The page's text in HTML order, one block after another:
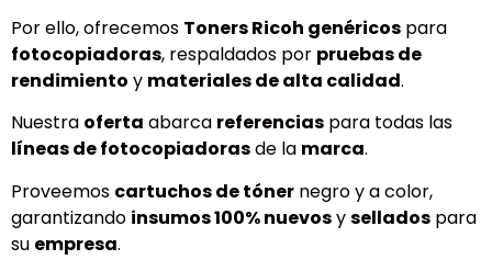
Por ello, ofrecemos Toners Ricoh genéricos para
fotocopiadoras, respaldados por pruebas de
rendimiento y materiales de alta calidad.
Nuestra oferta abarca referencias para todas las
líneas de fotocopiadorasde la marca.
Proveemos cartuchos de tóner negro y a color,
garantizando insumos 100% nuevosysellados para
su empresa.